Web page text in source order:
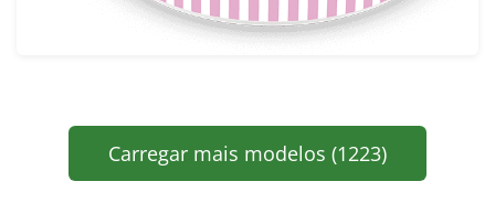
Carregar mais modelos (1223)